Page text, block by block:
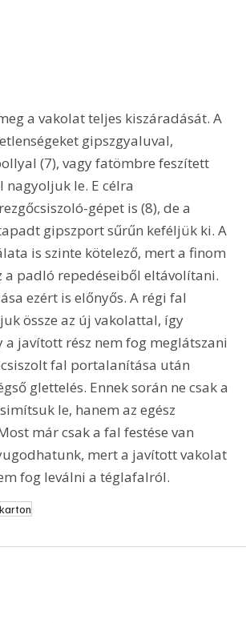
gipszgyaluval,
(7), vagy fatömbre feszített
le. E célra
gépet is (8), de a
gipszport sűrűn keféljük ki. A
is szinte kötelező, mert a finom
a padló repedéseiből eltávolítani.
ezért is előnyős. A régi fal
össze az új vakolattal, így
a javított rész nem fog meglátszani
fal portalanítása után
glettelés. Ennek során ne csak a
le, hanem az egész
már csak a fal festése van
mert a javított vakolat
fog leválni a téglafalról.